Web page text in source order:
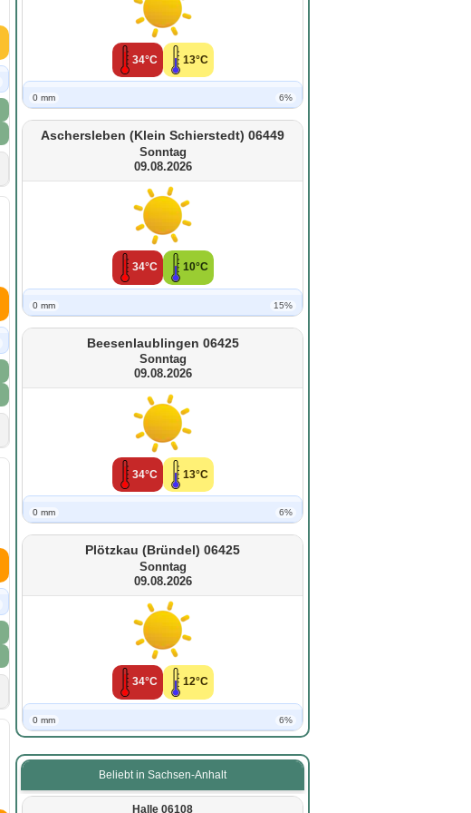
34°C 13°C
0 mm 6%
Aschersleben (Klein Schierstedt) 06449
Sonntag
09.08.2026
34°C 10°C
0 mm 15%
Beesenlaublingen 06425
Sonntag
09.08.2026
34°C 13°C
0 mm 6%
Plötzkau (Bründel) 06425
Sonntag
09.08.2026
34°C 12°C
0 mm 6%
Beliebt in Sachsen-Anhalt
Halle 06108